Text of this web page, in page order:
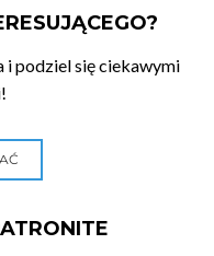
i podziel się ciekawymi